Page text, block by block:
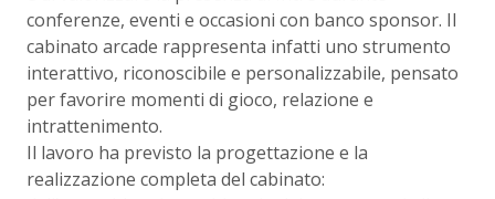
conferenze, eventi e occasioni con banco sponsor. Il
cabinato arcade rappresenta infatti uno strumento
interattivo, riconoscibile e personalizzabile, pensato
per favorire momenti di gioco, relazione e
intrattenimento.
Il lavoro ha previsto la progettazione e la
realizzazione completa del cabinato: